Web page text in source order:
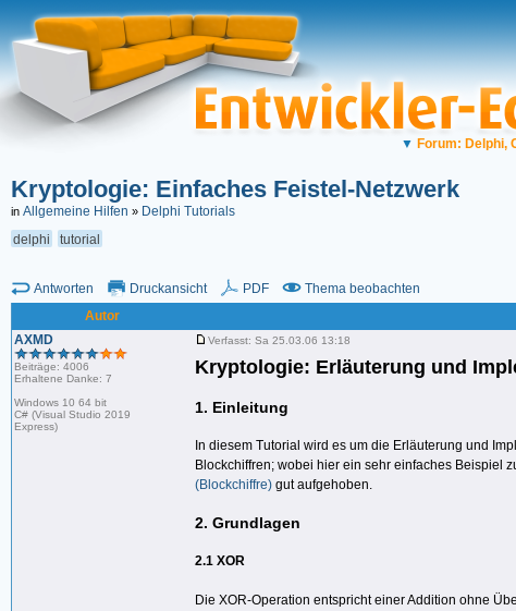
▼ Forum: Delphi,
Kryptologie: Einfaches Feistel-Netzwerk
in Allgemeine Hilfen » Delphi Tutorials
delphi
tutorial
Antworten Druckansicht PDF
Thema beobachten
Autor
AXMD
Beiträge: 4006
Erhaltene Danke: 7
Windows 10 64 bit
C# (Visual Studio 2019
Express)
Verfasst: Sa 25.03.06 13:18
Kryptologie: Erläuterung und
1. Einleitung
In diesem Tutorial wird es um die Erläuterung und
Blockchiffren; wobei hier ein sehr einfaches Beispiel
(Blockchiffre) gut aufgehoben.
2. Grundlagen
2.1 XOR
Die XOR-Operation entspricht einer Addition ohne